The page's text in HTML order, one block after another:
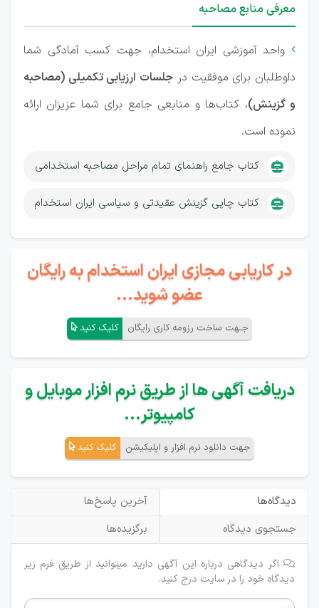
معرفی منابع مصاحبه
 واحد آموزشی ایران استخدام، جهت کسب آمادگی شما
داوطلبان برای موفقیت در جلسات ارزیابی تکمیلی (مصاحبه
و گزینش)، کتاب‌ها و منابعی جامع برای شما عزیزان ارائه
نموده است.
کتاب جامع راهنمای تمام مراحل مصاحبه استخدامی
کتاب چاپی گزینش عقیدتی و سیاسی ایران استخدام
در کاریابی مجازی ایران استخدام به رایگان
عضو شوید...
جـهت ساخت رزومه کاری رایگان کلیک کنید
دریافت آگهی ها از طریق نرم افزار موبایل و
کامپیوتر...
جهت دانلود نرم افزار و اپلیکیشن کلیک کنید
دیدگاه‌ها
آخرین پاسخ‌ها
جستجوی دیدگاه
برگزیده‌ها
اگر دیدگاهی درباره این آگهی دارید میتوانید از طریق فرم زیر
دیدگاه خود را در سایت درج کنید.